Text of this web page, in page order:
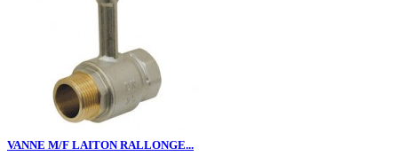
VANNE M/F LAITON RALLONGE...